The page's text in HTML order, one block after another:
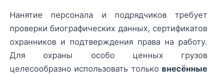
Нанятие персонала и подрядчиков требует
проверки биографических данных, сертификатов
охранников и подтверждения права на работу.
Для охраны особо ценных грузов
целесообразно использовать только внесённые